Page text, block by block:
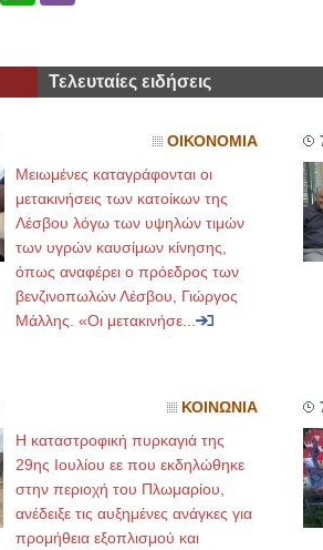
Τελευταίες ειδήσεις
ΟΙΚΟΝΟΜΙΑ
Μειωμένες καταγράφονται οι
μετακινήσεις των κατοίκων της
Λέσβου λόγω των υψηλών τιμών
των υγρών καυσίμων κίνησης,
όπως αναφέρει ο πρόεδρος των
βενζινοπωλών Λέσβου, Γιώργος
Μάλλης. «Οι μετακινήσε...
ΚΟΙΝΩΝΙΑ
Η καταστροφική πυρκαγιά της
29ης Ιουλίου εε που εκδηλώθηκε
στην περιοχή του Πλωμαρίου,
ανέδειξε τις αυξημένες ανάγκες για
προμήθεια εξοπλισμού και